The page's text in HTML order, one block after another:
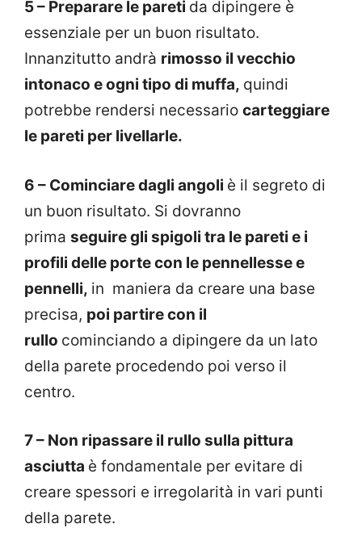
5 – Preparare le pareti da dipingere è
essenziale per un buon risultato.
Innanzitutto andrà rimosso il vecchio
intonaco e ogni tipo di muffa, quindi
potrebbe rendersi necessario carteggiare
le pareti per livellarle.
6 – Cominciare dagli angoli è il segreto di
un buon risultato. Si dovranno
prima seguire gli spigoli tra le pareti e i
profili delle porte con le pennellesse e
pennelli, in maniera da creare una base
precisa, poi partire con il
rullo cominciando a dipingere da un lato
della parete procedendo poi verso il
centro.
7 – Non ripassare il rullo sulla pittura
asciutta è fondamentale per evitare di
creare spessori e irregolarità in vari punti
della parete.